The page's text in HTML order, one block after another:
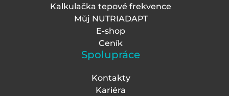
Kalkulačka tepové frekvence
Můj NUTRIADAPT
E-shop
Ceník
Spolupráce
Kontakty
Kariéra